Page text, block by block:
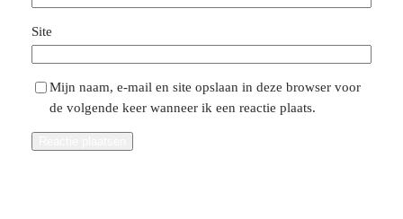
Site
Mijn naam, e-mail en site opslaan in deze browser voor
de volgende keer wanneer ik een reactie plaats.